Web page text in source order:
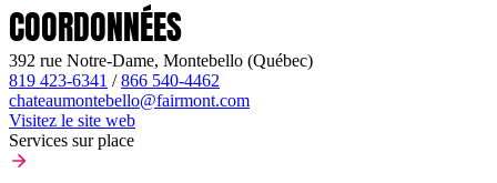
COORDONNÉES
392 rue Notre-Dame, Montebello (Québec)
819 423-6341 /866 540-4462
chateaumontebello@fairmont.com
Visitez le site web
Services sur place